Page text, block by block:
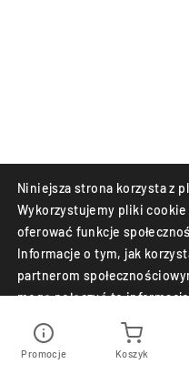
Promocje
Koszyk
Niniejsza strona korzysta z
Wykorzystujemy pliki
oferować funkcje
Informacje o tym, jak
partnerom
mogą połączyć te
lub uzyskanymi podczas
Akceptuj Odrzuć